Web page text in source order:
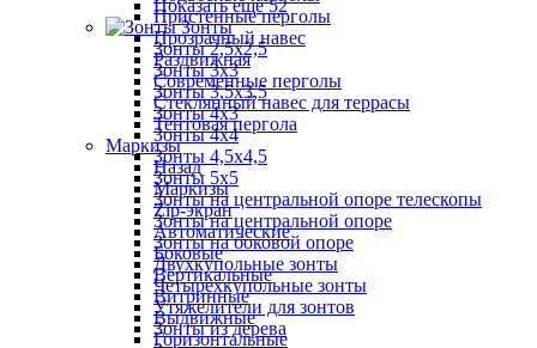
Показать ещё 52
Зонты
Зонты 2,5х2,5
Зонты 3х3
Зонты 3,5х3,5
Зонты 4х3
Зонты 4х4
Зонты 4,5х4,5
Зонты 5х5
Зонты на центральной опоре телескопы
Зонты на центральной опоре
Зонты на боковой опоре
Двухкупольные зонты
Четырехкупольные зонты
Утяжелители для зонтов
Зонты из дерева
Пристенные перголы
Прозрачный навес
Раздвижная
Современные перголы
Стеклянный навес для террасы
Тентовая пергола
Маркизы
Назад
Маркизы
Zip-экран
Автоматические
Боковые
Вертикальные
Витринные
Выдвижные
Горизонтальные